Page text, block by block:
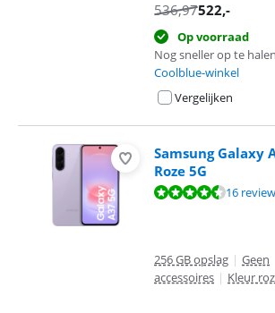
536,97522,-
Op voorraad
Nog sneller op te
Coolblue-winkel
Vergelijken
Samsung Galaxy
Roze 5G
Beoordeling is 9,3 van de 10, gebaseerd op 16
16
256 GB opslag | Geen
accessoires | Kleur